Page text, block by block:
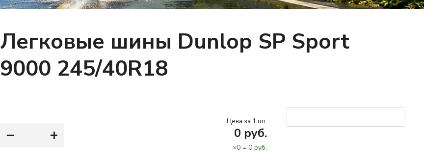
Легковые шины Dunlop SP Sport
9000 245/40R18
− +
Цена за 1 шт.
0 руб.
×0 = 0 руб.